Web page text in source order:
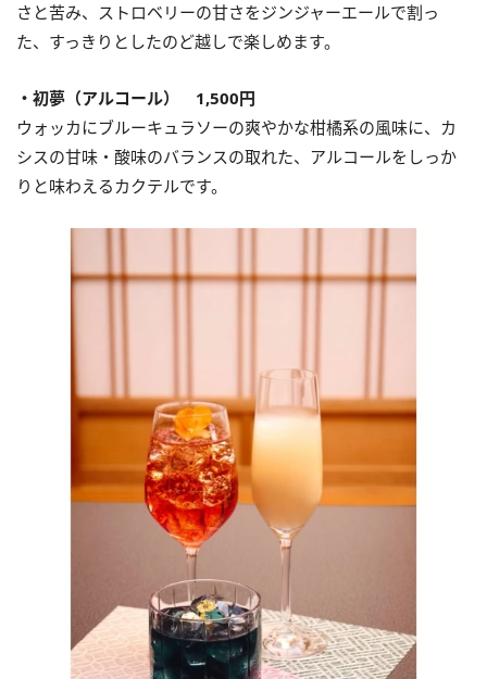
さと苦み、ストロベリーの甘さをジンジャーエールで割っ
た、すっきりとしたのど越しで楽しめます。
・初夢（アルコール） 1,500円
ウォッカにブルーキュラソーの爽やかな柑橘系の風味に、カ
シスの甘味・酸味のバランスの取れた、アルコールをしっか
りと味わえるカクテルです。